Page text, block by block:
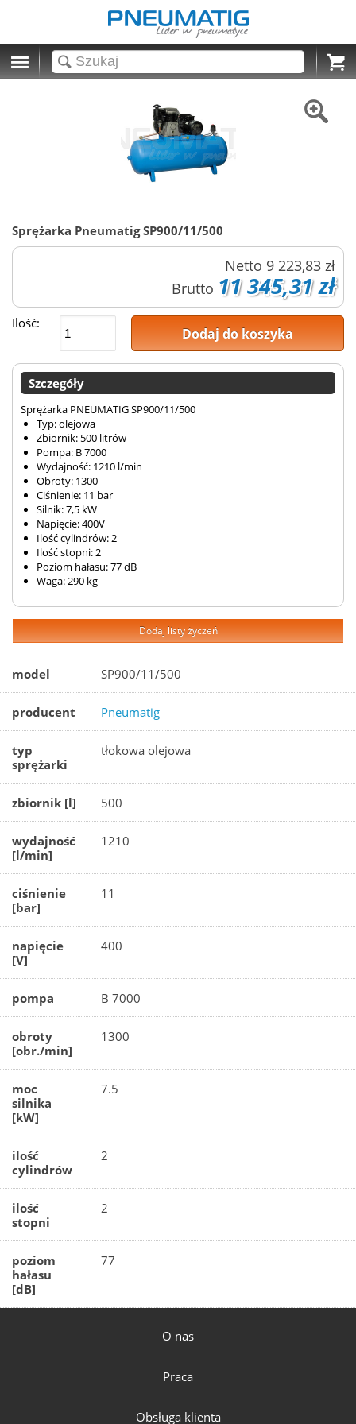
Cart
Sprężarka Pneumatig SP900/11/500
Netto 9 223,83 zł
Brutto 11 345,31 zł
Ilość:
Dodaj do koszyka
Szczegóły
Sprężarka PNEUMATIG SP900/11/500
Typ: olejowa
Zbiornik: 500 litrów
Pompa: B 7000
Wydajność: 1210 l/min
Obroty: 1300
Ciśnienie: 11 bar
Silnik: 7,5 kW
Napięcie: 400V
Ilość cylindrów: 2
Ilość stopni: 2
Poziom hałasu: 77 dB
Waga: 290 kg
Dodaj listy życzeń
model SP900/11/500
producent Pneumatig
typ
sprężarki
tłokowa olejowa
zbiornik [l] 500
wydajność
[l/min]
1210
ciśnienie
[bar]
11
napięcie
[V]
400
pompa B 7000
obroty
[obr./min]
1300
moc
silnika
[kW]
7.5
ilość
cylindrów
2
ilość
stopni
2
poziom
hałasu
[dB]
77
O nas
Praca
Obsługa klienta